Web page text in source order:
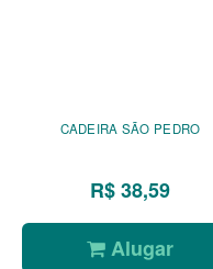
CADEIRA SÃO PEDRO
R$ 38,59
Alugar